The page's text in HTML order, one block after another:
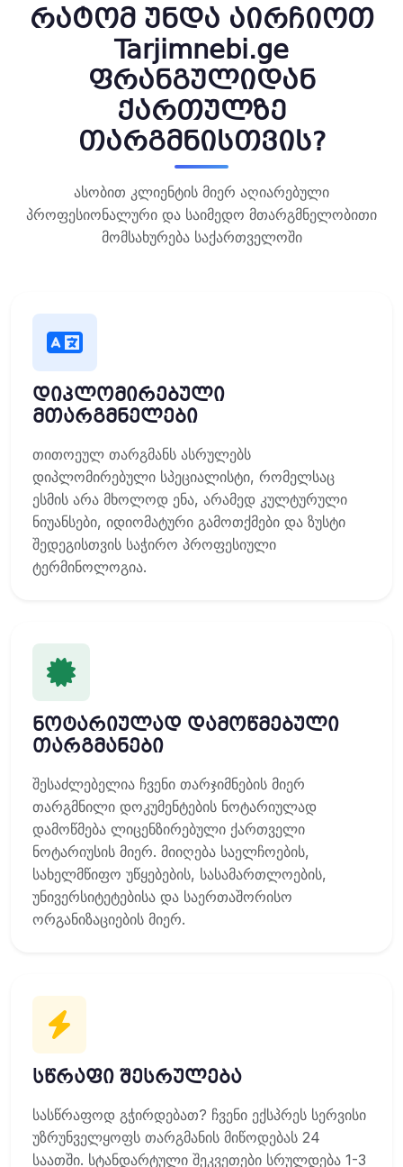
რატომ უნდა აირჩიოთ
Tarjimnebi.ge
ფრანგულიდან
ქართულზე
თარგმნისთვის?
ასობით კლიენტის მიერ აღიარებული
პროფესიონალური და საიმედო მთარგმნელობითი
მომსახურება საქართველოში
დიპლომირებული
მთარგმნელები
თითოეულ თარგმანს ასრულებს
დიპლომირებული სპეციალისტი, რომელსაც
ესმის არა მხოლოდ ენა, არამედ კულტურული
ნიუანსები, იდიომატური გამოთქმები და ზუსტი
შედეგისთვის საჭირო პროფესიული
ტერმინოლოგია.
ნოტარიულად დამოწმებული
თარგმანები
შესაძლებელია ჩვენი თარჯიმნების მიერ
თარგმნილი დოკუმენტების ნოტარიულად
დამოწმება ლიცენზირებული ქართველი
ნოტარიუსის მიერ. მიიღება საელჩოების,
სახელმწიფო უწყებების, სასამართლოების,
უნივერსიტეტებისა და საერთაშორისო
ორგანიზაციების მიერ.
სწრაფი შესრულება
სასწრაფოდ გჭირდებათ? ჩვენი ექსპრეს სერვისი
უზრუნველყოფს თარგმანის მიწოდებას 24
საათში. სტანდარტული შეკვეთები სრულდება 1-3